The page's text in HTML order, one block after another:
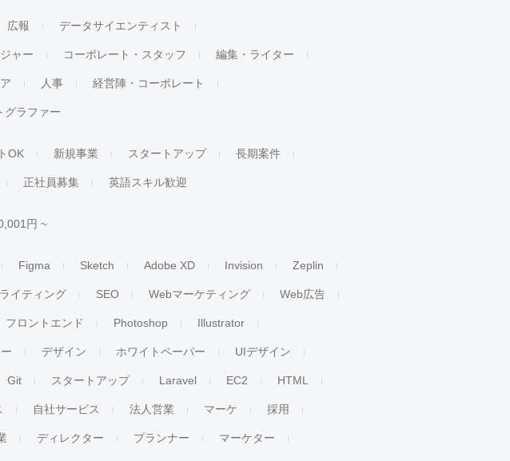
広報 データサイエンティスト
ャー コーポレート・スタッフ 編集・ライター
人事 経営陣・コーポレート
グラファー
OK 新規事業 スタートアップ 長期案件
正社員募集 英語スキル歓迎
円 ~
Figma Sketch Adobe XD Invision Zeplin
ライティング SEO Webマーケティング Web広告
フロントエンド Photoshop Illustrator
デザイン ホワイトペーパー UIデザイン
Git スタートアップ Laravel EC2 HTML
自社サービス 法人営業 マーケ 採用
ディレクター プランナー マーケター